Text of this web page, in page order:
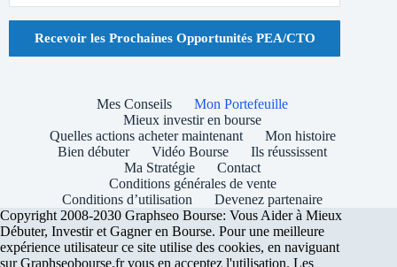
Recevoir les Prochaines Opportunités PEA/CTO
Mes Conseils
Mon Portefeuille
Mieux investir en bourse
Quelles actions acheter maintenant
Mon histoire
Bien débuter
Vidéo Bourse
Ils réussissent
Ma Stratégie
Contact
Conditions générales de vente
Conditions d’utilisation
Devenez partenaire
Copyright 2008-2030 Graphseo Bourse: Vous Aider à Mieux
Débuter, Investir et Gagner en Bourse. Pour une meilleure
expérience utilisateur ce site utilise des cookies, en naviguant
sur Graphseobourse.fr vous en acceptez l'utilisation. Les